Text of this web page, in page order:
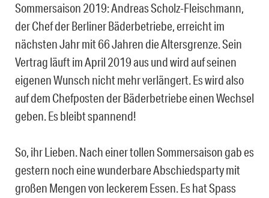
Sommersaison 2019: Andreas Scholz-Fleischmann,
der Chef der Berliner Bäderbetriebe, erreicht im
nächsten Jahr mit 66 Jahren die Altersgrenze. Sein
Vertrag läuft im April 2019 aus und wird auf seinen
eigenen Wunsch nicht mehr verlängert. Es wird also
auf dem Chefposten der Bäderbetriebe einen Wechsel
geben. Es bleibt spannend!
So, ihr Lieben. Nach einer tollen Sommersaison gab es
gestern noch eine wunderbare Abschiedsparty mit
großen Mengen von leckerem Essen. Es hat Spass